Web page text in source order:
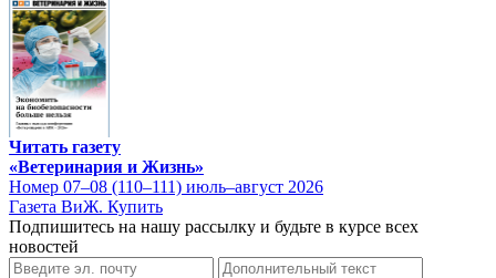
Читать газету
«Ветеринария и Жизнь»
Номер 07–08 (110–111) июль–август 2026
Газета ВиЖ. Купить
Подпишитесь на нашу рассылку и будьте в курсе всех
новостей